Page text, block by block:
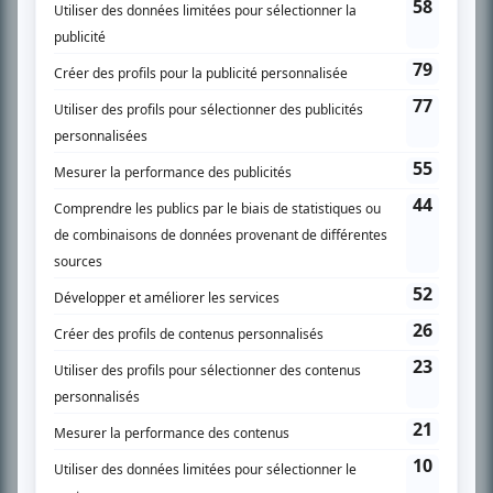
SUR LE RÉSEAU BIZZ MÉDIA
PLAN DU SITE
Accueil
Liste des oeuvres
Recherche avancée
À propos
Nous contacter
Termes et conditions
Politique de confidentialité
Gestion du consentement